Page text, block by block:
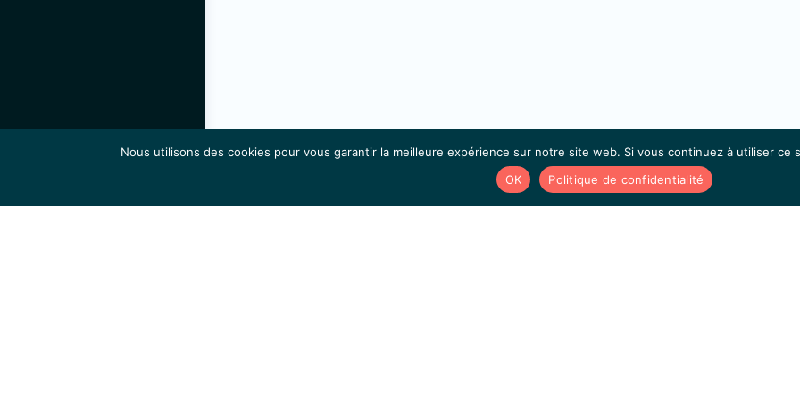
Nous utilisons des cookies pour vous garantir la meilleure expérience sur notre site web. Si vous continuez à utiliser
OK
Politique de confidentialité